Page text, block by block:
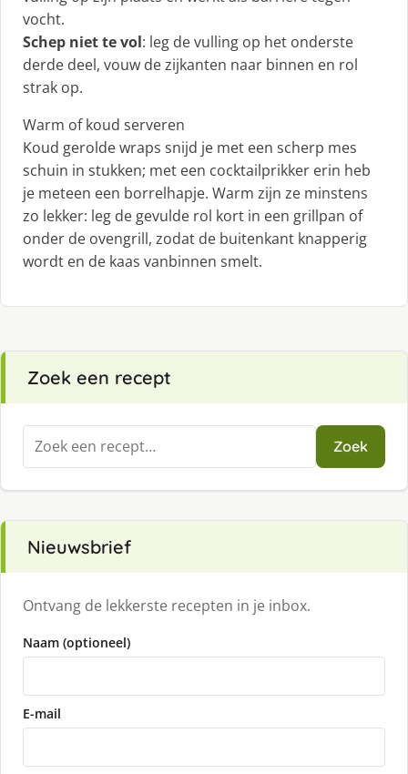
vocht.
Schep niet te vol: leg de vulling op het onderste
derde deel, vouw de zijkanten naar binnen en rol
strak op.
Warm of koud serveren
Koud gerolde wraps snijd je met een scherp mes
schuin in stukken; met een cocktailprikker erin heb
je meteen een borrelhapje. Warm zijn ze minstens
zo lekker: leg de gevulde rol kort in een grillpan of
onder de ovengrill, zodat de buitenkant knapperig
wordt en de kaas vanbinnen smelt.
Zoek een recept
Zoeken
naar:
Zoek
Nieuwsbrief
Ontvang de lekkerste recepten in je inbox.
Naam (optioneel)
E-mail